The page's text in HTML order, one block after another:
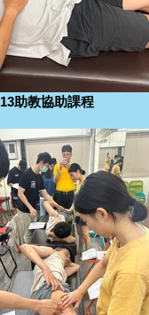
13助教協助課程